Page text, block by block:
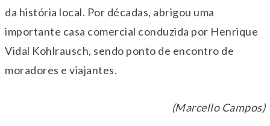
da história local. Por décadas, abrigou uma
importante casa comercial conduzida por Henrique
Vidal Kohlrausch, sendo ponto de encontro de
moradores e viajantes.
(Marcello Campos)